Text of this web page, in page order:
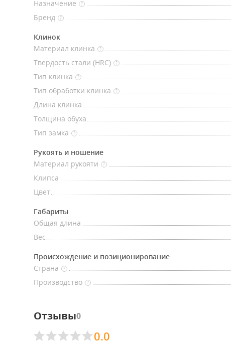
Назначение ?
Бренд ?
Клинок
Материал клинка
?
Твердость стали (HRC) ?
Тип клинка
?
Тип обработки клинка ?
Длина клинка
Толщина обуха
Тип замка
?
Рукоять и ношение
Материал рукояти
?
Клипса
Цвет
Габариты
Общая длина
Вес
Происхождение и позиционирование
Страна
?
Производство
?
Отзывы0
0.0